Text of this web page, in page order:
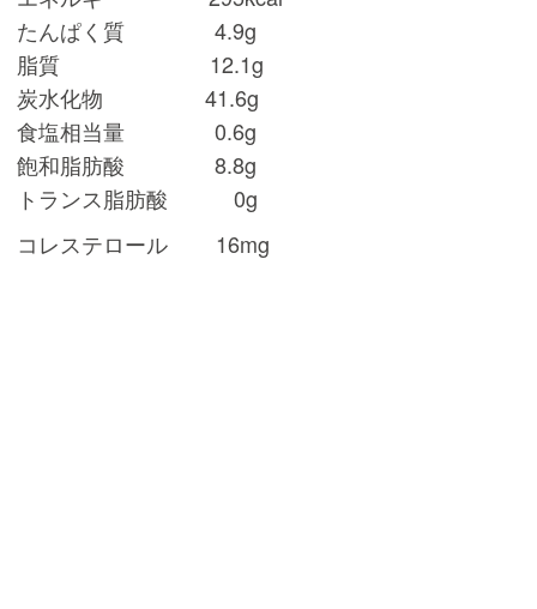
たんぱく質 4.9g
脂質 12.1g
炭水化物 41.6g
食塩相当量 0.6g
飽和脂肪酸 8.8g
トランス脂肪酸 0g
コレステロール 16mg